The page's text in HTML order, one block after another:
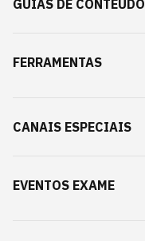
GUIAS DE CONTEÚDO
FERRAMENTAS
CANAIS ESPECIAIS
EVENTOS EXAME